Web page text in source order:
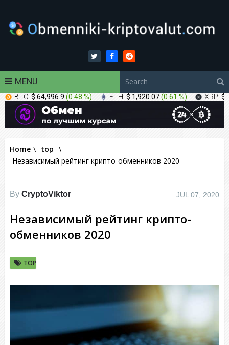
MENU
BTC: $ 64,996.9 (0.48 %) ETH: $ 1,920.07(0.61 %) XRP: $
Home \ top \
Независимый рейтинг крипто-обменников 2020
By CryptoViktor JUL 07, 2020
Независимый рейтинг крипто-
обменников 2020
TOP